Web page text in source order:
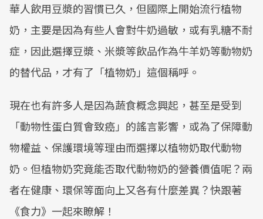
華人飲用豆漿的習慣已久，但國際上開始流行植物
奶，主要是因為有些人會對牛奶過敏，或有乳糖不耐
症，因此選擇豆漿、米漿等飲品作為牛羊奶等動物奶
的替代品，才有了「植物奶」這個稱呼。
現在也有許多人是因為蔬食概念興起，甚至是受到
「動物性蛋白質會致癌」的謠言影響，或為了保障動
物權益、保護環境等理由而選擇以植物奶取代動物
奶。但植物奶究竟能否取代動物奶的營養價值呢？兩
者在健康、環保等面向上又各有什麼差異？快跟著
《食力》一起來瞭解！